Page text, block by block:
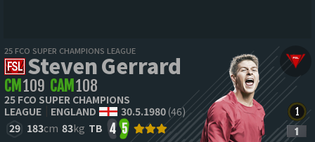
25 FCO SUPER CHAMPIONS LEAGUE
Steven Gerrard
CM 109 CAM 108
25 FCO SUPER CHAMPIONS
LEAGUE
ENGLAND 30.5.1980(46)
29 183cm 83kg TB 4 5